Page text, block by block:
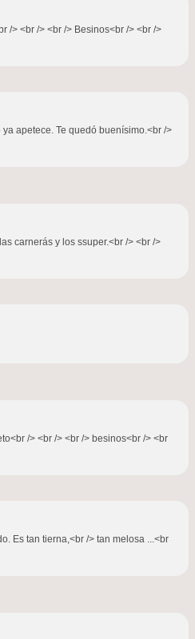
/> <br /> <br /> Besinos<br /> <br />
apetece. Te quedó buenísimo.<br />
carnerás y los ssuper.<br /> <br />
/> <br /> <br /> besinos<br /> <br
Es tan tierna,<br /> tan melosa ...<br